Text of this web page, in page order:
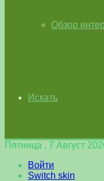
Обзор
Искать
Пятница , 7 Август
Войти
Switch skin